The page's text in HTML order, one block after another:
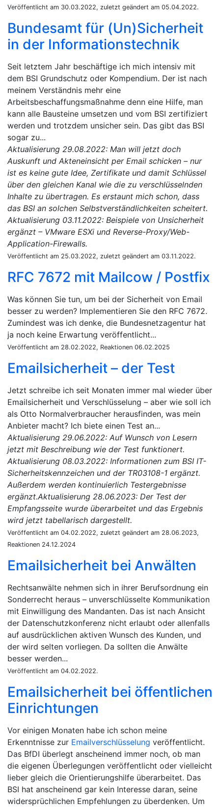
Veröffentlicht am 30.03.2022, zuletzt geändert am 05.04.2022.
Bundesamt für (Un)Sicherheit
in der Informationstechnik
Seit letztem Jahr beschäftige ich mich intensiv mit
dem BSI Grundschutz oder Kompendium. Der ist nach
meinem Verständnis mehr eine
Arbeitsbeschaffungsmaßnahme denn eine Hilfe, man
kann alle Bausteine umsetzen und vom BSI zertifiziert
werden und trotzdem unsicher sein. Das gibt das BSI
sogar zu...
Aktualisierung 29.08.2022: Man will jetzt doch
Auskunft und Akteneinsicht per Email schicken – nur
ist es keine gute Idee, Zertifikate und damit Schlüssel
über den gleichen Kanal wie die zu verschlüsselnden
Inhalte zu übertragen. Es erstaunt mich schon, dass
das BSI an solchen Selbstverständlichkeiten scheitert.
Aktualisierung 03.11.2022: Beispiele von Unsicherheit
ergänzt – VMware ESXi und Reverse-Proxy/Web-
Application-Firewalls.
Veröffentlicht am 25.03.2022, zuletzt geändert am 03.11.2022.
RFC 7672 mit Mailcow / Postfix
Was können Sie tun, um bei der Sicherheit von Email
besser zu werden? Implementieren Sie den RFC 7672.
Zumindest was ich denke, die Bundesnetzagentur hat
ja noch keine Erwartung veröffentlicht...
Veröffentlicht am 28.02.2022, Reaktionen 06.02.2025
Emailsicherheit – der Test
Jetzt schreibe ich seit Monaten immer mal wieder über
Emailsicherheit und Verschlüsselung – aber wie soll ich
als Otto Normalverbraucher herausfinden, was mein
Anbieter macht? Ich biete einen Test an...
Aktualisierung 29.06.2022: Auf Wunsch von Lesern
jetzt mit Beschreibung wie der Test funktionert.
Aktualisierung 08.03.2022: Informationen zum BSI IT-
Sicherheitskennzeichen und der TR03108-1 ergänzt.
Außerdem werden kontinuierlich Testergebnisse
ergänzt.Aktualisierung 28.06.2023: Der Test der
Empfangsseite wurde überarbeitet und das Ergebnis
wird jetzt tabellarisch dargestellt.
Veröffentlicht am 04.02.2022, zuletzt geändert am 28.06.2023,
Reaktionen 24.12.2024
Emailsicherheit bei Anwälten
Rechtsanwälte nehmen sich in ihrer Berufsordnung ein
Sonderrecht heraus – unverschlüsselte Kommunikation
mit Einwilligung des Mandanten. Das ist nach Ansicht
der Datenschutzkonferenz nicht erlaubt oder allenfalls
auf ausdrücklichen aktiven Wunsch des Kunden, und
der wird selten vorliegen. Da sollten die Anwälte
besser werden...
Veröffentlicht am 04.02.2022.
Emailsicherheit bei öffentlichen
Einrichtungen
Vor einigen Monaten habe ich schon meine
Erkenntnisse zur Emailverschlüsselung veröffentlicht.
Das BfDI überlegt anscheinend immer noch, ob man
die eigenen Überlegungen veröffentlicht oder vielleicht
lieber gleich die Orientierungshilfe überarbeitet. Das
BSI hat anscheinend gar kein Interesse daran, seine
widersprüchlichen Empfehlungen zu überdenken. Um